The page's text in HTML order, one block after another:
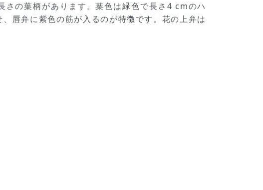
の葉柄があります。葉色は緑色で長さ4 cmのハ
唇弁に紫色の筋が入るのが特徴です。花の上弁は